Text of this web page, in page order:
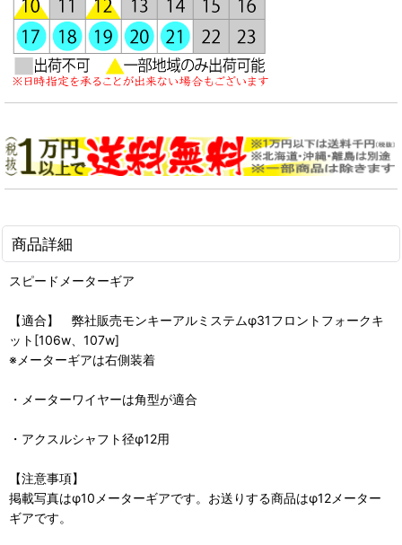
商品詳細
スピードメーターギア
【適合】 弊社販売モンキーアルミステムφ31フロントフォークキ
ット[106w、107w]
※メーターギアは右側装着
・メーターワイヤーは角型が適合
・アクスルシャフト径φ12用
【注意事項】
掲載写真はφ10メーターギアです。お送りする商品はφ12メーター
ギアです。